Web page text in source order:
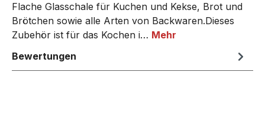
Flache Glasschale für Kuchen und Kekse, Brot und
Brötchen sowie alle Arten von Backwaren.Dieses
Zubehör ist für das Kochen i… Mehr
Bewertungen